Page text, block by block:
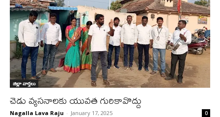
జిల్లా వార్త‌లు
చెడు వ్యసనాలకు యువత గురికావొద్దు
Nagalla Lava Raju - January 17, 2025 0